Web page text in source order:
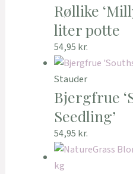
Røllike
liter potte
54,95 kr.
Stauder
Bjergfrue
Seedling’
54,95 kr.